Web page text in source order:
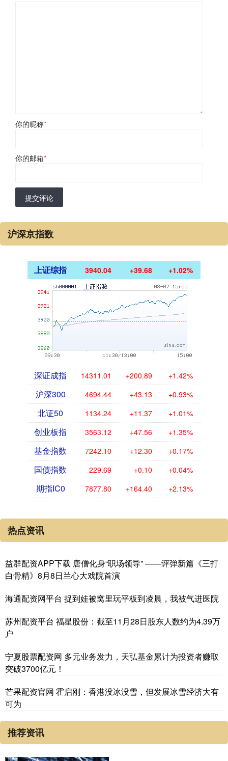
你的昵称*
你的邮箱*
提交评论
沪深京指数
上证综指 3940.04 +39.68 +1.02%
深证成指 14311.01 +200.89 +1.42%
沪深300 4694.44 +43.13 +0.93%
北证50 1134.24 +11.37 +1.01%
创业板指 3563.12 +47.56 +1.35%
基金指数 7242.10 +12.30 +0.17%
国债指数 229.69 +0.10 +0.04%
期指IC0 7877.80 +164.40 +2.13%
热点资讯
益群配资APP下载 唐僧化身“职场领导” ——评弹新篇《三打
白骨精》8月8日兰心大戏院首演
海通配资网平台 捉到娃被窝里玩平板到凌晨，我被气进医院
苏州配资平台 福星股份：截至11月28日股东人数约为4.39万
户
宁夏股票配资网 多元业务发力，天弘基金累计为投资者赚取
突破3700亿元！
芒果配资官网 霍启刚：香港没冰没雪，但发展冰雪经济大有
可为
推荐资讯